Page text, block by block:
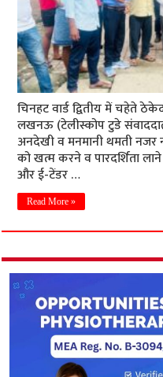
चिनहट वार्ड द्वितीय में चहेते
लखनऊ (टेलीस्कोप टुडे
अनदेखी व मनमानी थमती नजर
को खत्म करने व पारदर्शिता
और ई-टेंडर …
Read More »